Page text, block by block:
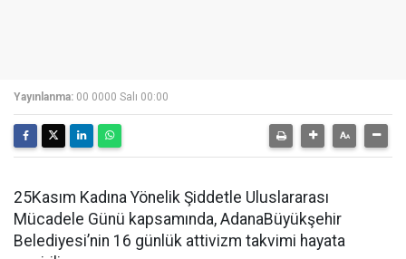
Yayınlanma: 00 0000 Salı 00:00
25Kasım Kadına Yönelik Şiddetle Uluslararası
Mücadele Günü kapsamında, AdanaBüyükşehir
Belediyesi’nin 16 günlük attivizm takvimi hayata